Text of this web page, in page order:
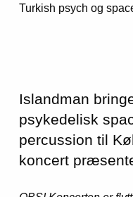
Turkish psych og
Islandman
psykedelisk
percussion til
koncert